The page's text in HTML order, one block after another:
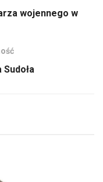
wojennego w